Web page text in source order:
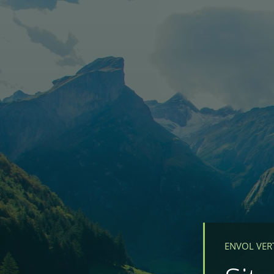
ENVOL